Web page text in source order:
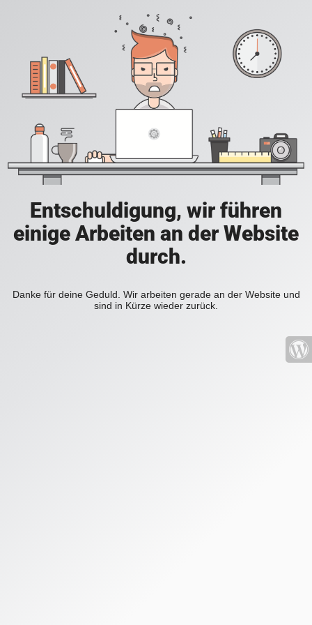
Entschuldigung, wir führen
einige Arbeiten an der Website
durch.
Danke für deine Geduld. Wir arbeiten gerade an der Website und
sind in Kürze wieder zurück.